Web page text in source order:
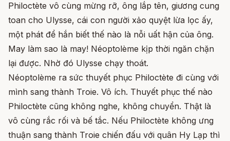
Philoctète vô cùng mừng rỡ, ông lắp tên, giương cung
toan cho Ulysse, cái con người xảo quyệt lừa lọc ấy,
một phát để hắn biết thế nào là nỗi uất hận của ông.
May làm sao là may! Néoptolème kịp thời ngăn chặn
lại được. Nhờ đó Ulysse chạy thoát.
Néoptolème ra sức thuyết phục Philoctète đi cùng với
mình sang thành Troie. Vô ích. Thuyết phục thế nào
Philoctète cũng không nghe, không chuyển. Thật là
vô cùng rắc rối và bế tắc. Nếu Philoctète không ưng
thuận sang thành Troie chiến đấu với quân Hy Lạp thì